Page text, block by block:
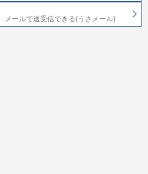
メールで送受信できる(うさメール)